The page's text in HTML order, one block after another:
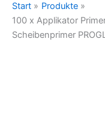
Start
Produkte
100 x Applikator
Scheibenprimer